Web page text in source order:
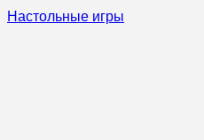
Настольные игры